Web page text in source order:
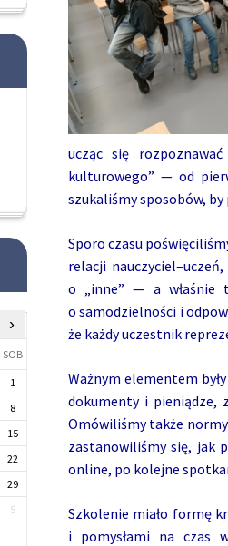
ucząc się
kulturowego” — od
szukaliśmy sposobów,
Sporo czasu
relacji
o „inne” — a właśnie
o samodzielności i
że każdy uczestnik
Ważnym elementem
dokumenty i pieniądze,
Omówiliśmy także
zastanowiliśmy się, jak
online, po kolejne
Szkolenie miało formę
i pomysłami na czas
›
SOB
1
8
15
22
29
5